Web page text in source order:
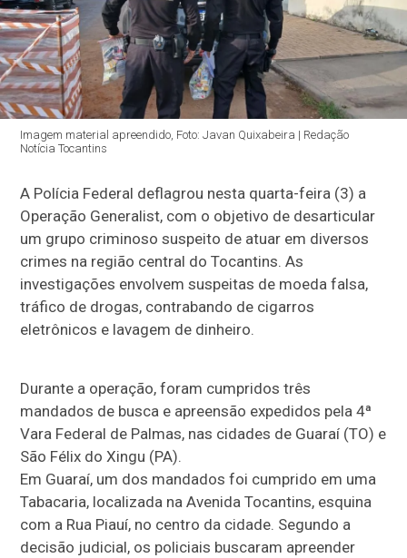
Imagem material apreendido, Foto: Javan Quixabeira | Redação
Notícia Tocantins
A Polícia Federal deflagrou nesta quarta-feira (3) a
Operação Generalist, com o objetivo de desarticular
um grupo criminoso suspeito de atuar em diversos
crimes na região central do Tocantins. As
investigações envolvem suspeitas de moeda falsa,
tráfico de drogas, contrabando de cigarros
eletrônicos e lavagem de dinheiro.
Durante a operação, foram cumpridos três
mandados de busca e apreensão expedidos pela 4ª
Vara Federal de Palmas, nas cidades de Guaraí (TO) e
São Félix do Xingu (PA).
Em Guaraí, um dos mandados foi cumprido em uma
Tabacaria, localizada na Avenida Tocantins, esquina
com a Rua Piauí, no centro da cidade. Segundo a
decisão judicial, os policiais buscaram apreender